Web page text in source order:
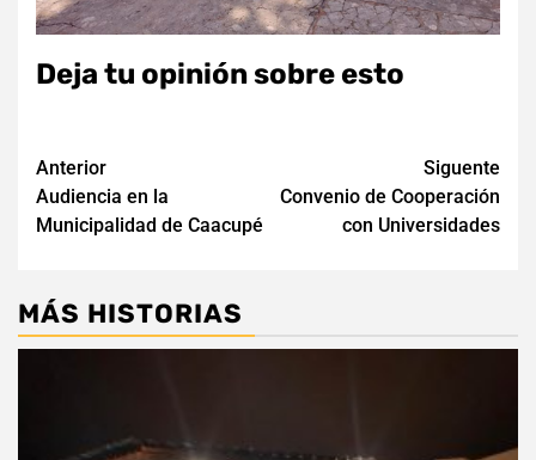
Deja tu opinión sobre esto
Navegación
de
Anterior
Audiencia en la
Municipalidad de Caacupé
Siguente
Convenio de Cooperación
con Universidades
MÁS HISTORIAS